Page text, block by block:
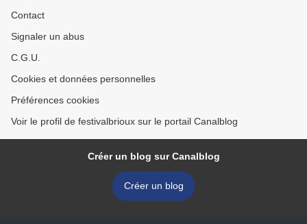
Contact
Signaler un abus
C.G.U.
Cookies et données personnelles
Préférences cookies
Voir le profil de festivalbrioux sur le portail Canalblog
Créer un blog sur Canalblog
Créer un blog